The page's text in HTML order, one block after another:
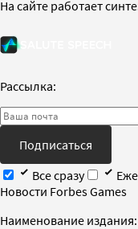
На сайте работает
Рассылка:
Подписаться
Все сразу
Новости Forbes Games
Наименование издания: